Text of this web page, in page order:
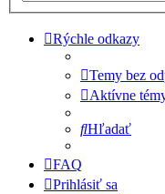
Rýchle odkazy
Temy bez
Aktívne
Hľadať
FAQ
Prihlásiť sa